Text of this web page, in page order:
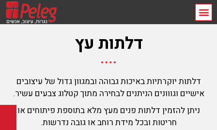
דלתות עץ
דלתות יוקרתיות באיכות גבוהה ובמגוון גדול של עיצובים
אישיים וגווונים הניתנים לבחירה מתוך קטלוג צבעים עשיר.
ניתן להזמין דלתות פנים מעץ מלא בתוספת פיתוחים או
חריטות ובכל מידת רוחב או גובה נדרשות.